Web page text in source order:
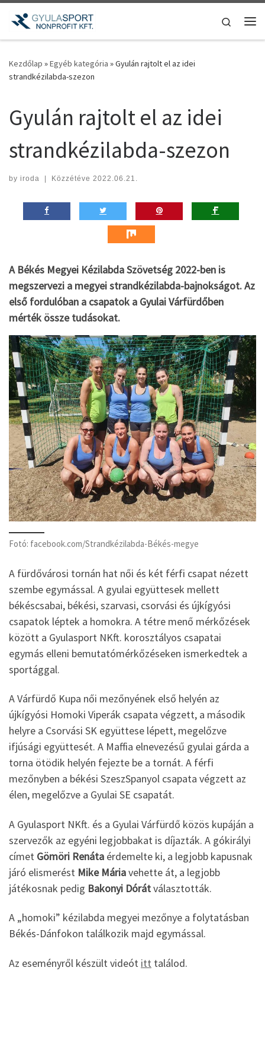
Teljes tartalom megjelenítése
Search
Kezdőlap »Egyéb kategória »Gyulán rajtolt el az idei
strandkézilabda-szezon
Gyulán rajtolt el az idei
strandkézilabda-szezon
by iroda | Közzétéve 2022.06.21.
A Békés Megyei Kézilabda Szövetség 2022-ben is
megszervezi a megyei strandkézilabda-bajnokságot. Az
első fordulóban a csapatok a Gyulai Várfürdőben
mérték össze tudásokat.
Fotó: facebook.com/Strandkézilabda-Békés-megye
A fürdővárosi tornán hat női és két férfi csapat nézett
szembe egymással. A gyulai együttesek mellett
békéscsabai, békési, szarvasi, csorvási és újkígyósi
csapatok léptek a homokra. A tétre menő mérkőzések
között a Gyulasport NKft. korosztályos csapatai
egymás elleni bemutatómérkőzéseken ismerkedtek a
sportággal.
A Várfürdő Kupa női mezőnyének első helyén az
újkígyósi Homoki Viperák csapata végzett, a második
helyre a Csorvási SK együttese lépett, megelőzve
ifjúsági együttesét. A Maffia elnevezésű gyulai gárda a
torna ötödik helyén fejezte be a tornát. A férfi
mezőnyben a békési SzeszSpanyol csapata végzett az
élen, megelőzve a Gyulai SE csapatát.
A Gyulasport NKft. és a Gyulai Várfürdő közös kupáján a
szervezők az egyéni legjobbakat is díjazták. A gókirályi
címet Gömöri Renáta érdemelte ki, a legjobb kapusnak
járó elismerést Mike Máriavehette át, a legjobb
játékosnak pedig Bakonyi Dórátválasztották.
A „homoki” kézilabda megyei mezőnye a folytatásban
Békés-Dánfokon találkozik majd egymással.
Az eseményről készült videót itt találod.